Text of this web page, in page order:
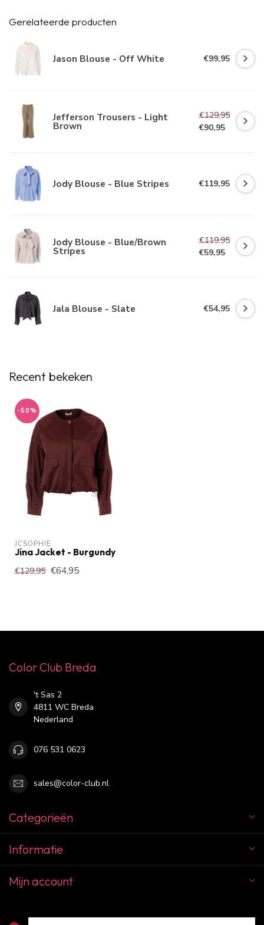
Gerelateerde producten
Jason Blouse - Off White €99,95
Jefferson Trousers - Light
Brown
€129,95
€90,95
Jody Blouse - Blue Stripes €119,95
Jody Blouse - Blue/Brown
Stripes
€119,95
€59,95
Jala Blouse - Slate €54,95
Recent bekeken
-50%
JCSOPHIE
Jina Jacket - Burgundy
€129,95 €64,95
Color Club Breda
't Sas 2
4811 WC Breda
Nederland
076 531 0623
sales@color-club.nl
Categorieën
Informatie
Mijn account